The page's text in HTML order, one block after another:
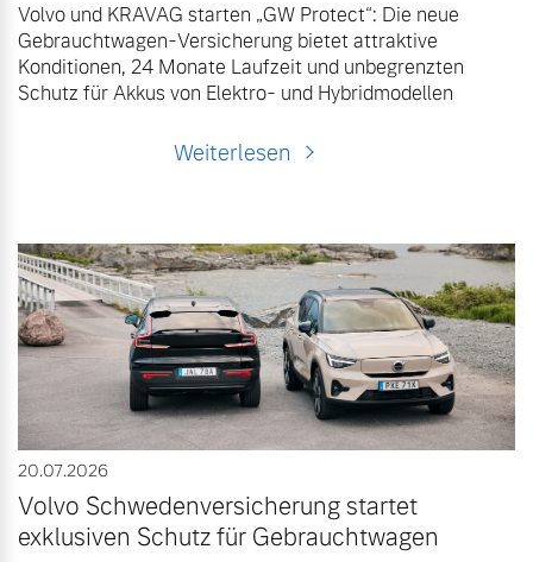
Volvo und KRAVAG starten „GW Protect“: Die neue
Gebrauchtwagen-Versicherung bietet attraktive
Konditionen, 24 Monate Laufzeit und unbegrenzten
Schutz für Akkus von Elektro- und Hybridmodellen
Weiterlesen
20.07.2026
Volvo Schwedenversicherung startet
exklusiven Schutz für Gebrauchtwagen